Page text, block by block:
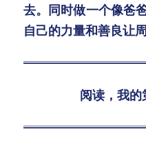
去。同时做一个像爸
自己的力量和善良让
阅读，我的